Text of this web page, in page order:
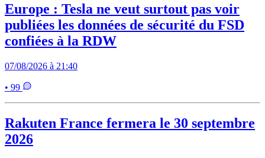
Europe : Tesla ne veut surtout pas voir
publiées les données de sécurité du FSD
confiées à la RDW
07/08/2026 à 21:40
• 99
Rakuten France fermera le 30 septembre
2026